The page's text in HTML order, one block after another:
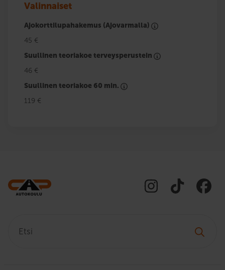
Valinnaiset
Ajokorttilupahakemus (Ajovarmalla)
45 €
Suullinen teoriakoe terveysperustein
46 €
Suullinen teoriakoe 60 min.
119 €